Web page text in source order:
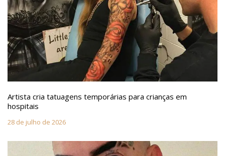
Artista cria tatuagens temporárias para crianças em
hospitais
28 de julho de 2026